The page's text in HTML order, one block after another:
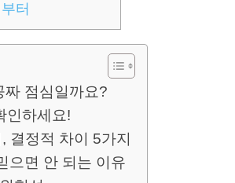
터
짜 점심일까요?
인하세요!
결정적 차이 5가지
으면 안 되는 이유